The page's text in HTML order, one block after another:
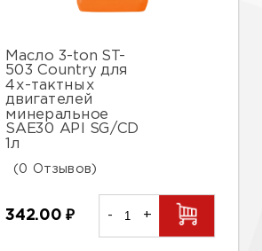
Масло 3-ton ST-
503 Country для
4х-тактных
двигателей
минеральное
SAE30 API SG/CD
1л
(0 Отзывов)
342.00₽ - +